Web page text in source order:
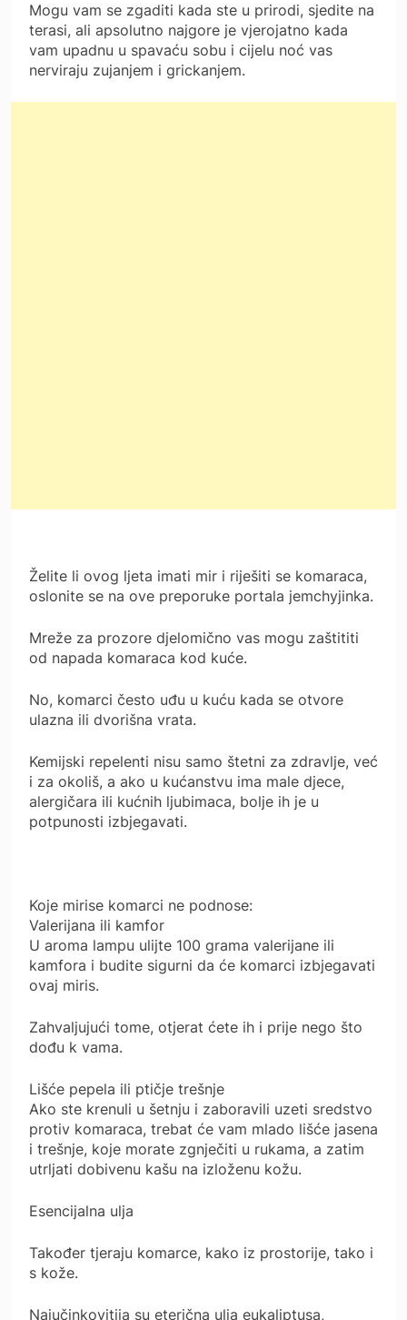
Mogu vam se zgaditi kada ste u prirodi, sjedite na
terasi, ali apsolutno najgore je vjerojatno kada
vam upadnu u spavaću sobu i cijelu noć vas
nerviraju zujanjem i grickanjem.
Želite li ovog ljeta imati mir i riješiti se komaraca,
oslonite se na ove preporuke portala jemchyjinka.
Mreže za prozore djelomično vas mogu zaštititi
od napada komaraca kod kuće.
No, komarci često uđu u kuću kada se otvore
ulazna ili dvorišna vrata.
Kemijski repelenti nisu samo štetni za zdravlje, već
i za okoliš, a ako u kućanstvu ima male djece,
alergičara ili kućnih ljubimaca, bolje ih je u
potpunosti izbjegavati.
Koje mirise komarci ne podnose:
Valerijana ili kamfor
U aroma lampu ulijte 100 grama valerijane ili
kamfora i budite sigurni da će komarci izbjegavati
ovaj miris.
Zahvaljujući tome, otjerat ćete ih i prije nego što
dođu k vama.
Lišće pepela ili ptičje trešnje
Ako ste krenuli u šetnju i zaboravili uzeti sredstvo
protiv komaraca, trebat će vam mlado lišće jasena
i trešnje, koje morate zgnječiti u rukama, a zatim
utrljati dobivenu kašu na izloženu kožu.
Esencijalna ulja
Također tjeraju komarce, kako iz prostorije, tako i
s kože.
Najučinkovitija su eterična ulja eukaliptusa,